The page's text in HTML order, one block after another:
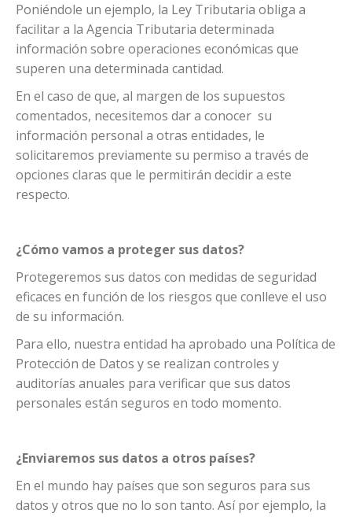
Poniéndole un ejemplo, la Ley Tributaria obliga a
facilitar a la Agencia Tributaria determinada
información sobre operaciones económicas que
superen una determinada cantidad.
En el caso de que, al margen de los supuestos
comentados, necesitemos dar a conocer su
información personal a otras entidades, le
solicitaremos previamente su permiso a través de
opciones claras que le permitirán decidir a este
respecto.
¿Cómo vamos a proteger sus datos?
Protegeremos sus datos con medidas de seguridad
eficaces en función de los riesgos que conlleve el uso
de su información.
Para ello, nuestra entidad ha aprobado una Política de
Protección de Datos y se realizan controles y
auditorías anuales para verificar que sus datos
personales están seguros en todo momento.
¿Enviaremos sus datos a otros países?
En el mundo hay países que son seguros para sus
datos y otros que no lo son tanto. Así por ejemplo, la